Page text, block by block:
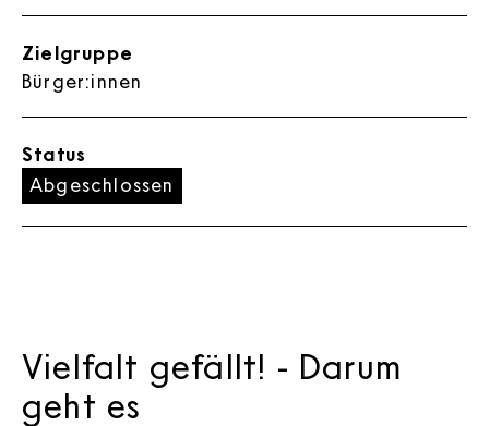
Zielgruppe
Bürger:innen
Status
Abgeschlossen
Vielfalt gefällt! - Darum
geht es